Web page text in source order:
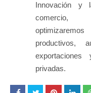
Innovación y
comercio,
productivos,
exportaciones
privadas.